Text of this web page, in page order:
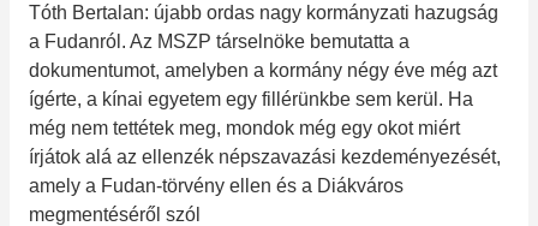
Tóth Bertalan: újabb ordas nagy kormányzati hazugság
a Fudanról. Az MSZP társelnöke bemutatta a
dokumentumot, amelyben a kormány négy éve még azt
ígérte, a kínai egyetem egy fillérünkbe sem kerül. Ha
még nem tettétek meg, mondok még egy okot miért
írjátok alá az ellenzék népszavazási kezdeményezését,
amely a Fudan-törvény ellen és a Diákváros
megmentéséről szól